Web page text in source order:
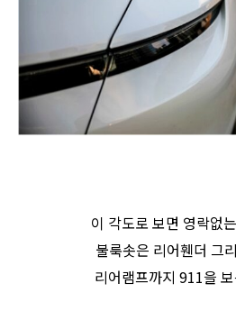
이 각도로 보면 영락없
불룩솟은 리어휀더 그
리어램프까지 911을